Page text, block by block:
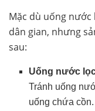
Mặc dù uống
dân gian, nhưng
sau:
Uống nước
Tránh uống
uống chứa cồn.